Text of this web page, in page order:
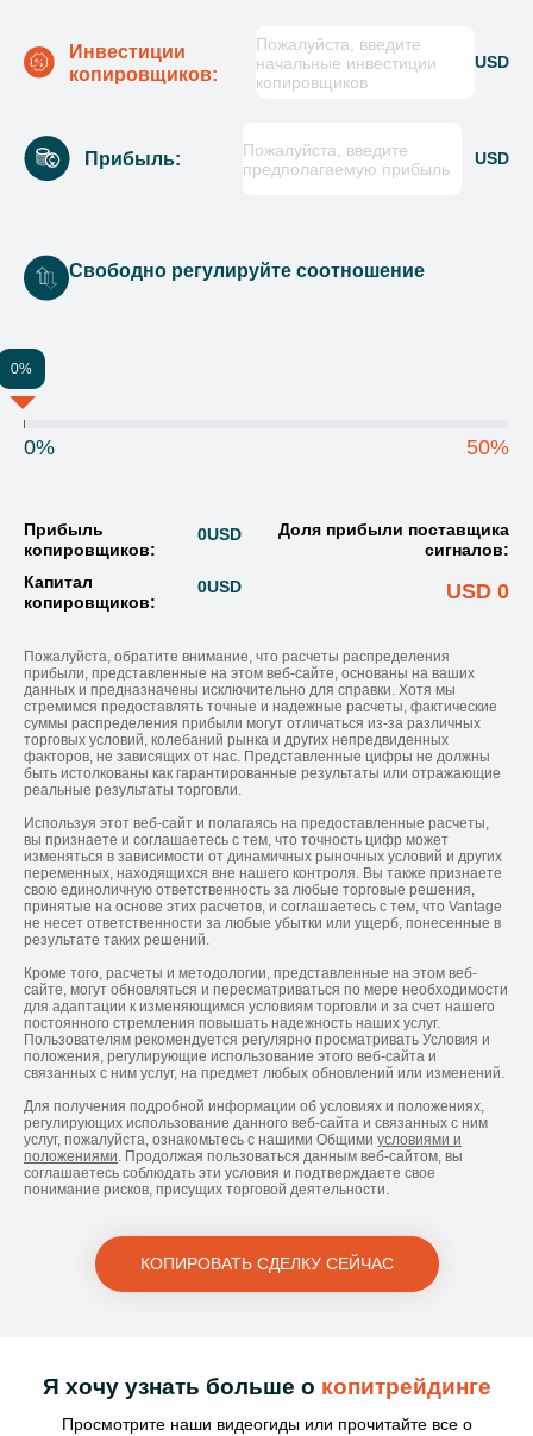
Инвестиции
копировщиков:
Пожалуйста, введите
начальные инвестиции
копировщиков
USD
Прибыль:
Пожалуйста, введите
предполагаемую прибыль
USD
Свободно регулируйте соотношение
0%
0% 50%
Прибыль
копировщиков:
0USD
Капитал
копировщиков:
0USD
Доля прибыли поставщика
сигналов:
USD 0
Пожалуйста, обратите внимание, что расчеты распределения
прибыли, представленные на этом веб-сайте, основаны на ваших
данных и предназначены исключительно для справки. Хотя мы
стремимся предоставлять точные и надежные расчеты, фактические
суммы распределения прибыли могут отличаться из-за различных
торговых условий, колебаний рынка и других непредвиденных
факторов, не зависящих от нас. Представленные цифры не должны
быть истолкованы как гарантированные результаты или отражающие
реальные результаты торговли.
Используя этот веб-сайт и полагаясь на предоставленные расчеты,
вы признаете и соглашаетесь с тем, что точность цифр может
изменяться в зависимости от динамичных рыночных условий и других
переменных, находящихся вне нашего контроля. Вы также признаете
свою единоличную ответственность за любые торговые решения,
принятые на основе этих расчетов, и соглашаетесь с тем, что Vantage
не несет ответственности за любые убытки или ущерб, понесенные в
результате таких решений.
Кроме того, расчеты и методологии, представленные на этом веб-
сайте, могут обновляться и пересматриваться по мере необходимости
для адаптации к изменяющимся условиям торговли и за счет нашего
постоянного стремления повышать надежность наших услуг.
Пользователям рекомендуется регулярно просматривать Условия и
положения, регулирующие использование этого веб-сайта и
связанных с ним услуг, на предмет любых обновлений или изменений.
Для получения подробной информации об условиях и положениях,
регулирующих использование данного веб-сайта и связанных с ним
услуг, пожалуйста, ознакомьтесь с нашими Общими условиями и
положениями. Продолжая пользоваться данным веб-сайтом, вы
соглашаетесь соблюдать эти условия и подтверждаете свое
понимание рисков, присущих торговой деятельности.
КОПИРОВАТЬ СДЕЛКУ СЕЙЧАС
Я хочу узнать больше о копитрейдинге
Просмотрите наши видеогиды или прочитайте все о